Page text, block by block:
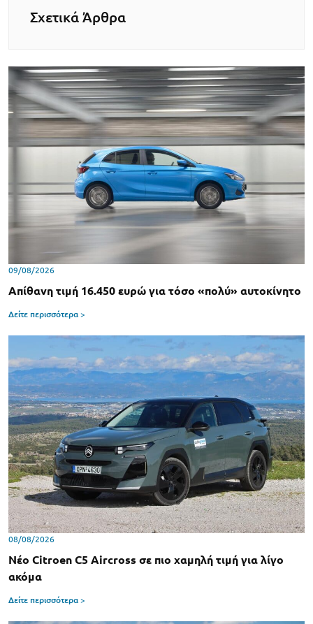
Σχετικά Άρθρα
09/08/2026
Απίθανη τιμή 16.450 ευρώ για τόσο «πολύ» αυτοκίνητο
Δείτε περισσότερα >
08/08/2026
Νέο Citroen C5 Aircross σε πιο χαμηλή τιμή για λίγο
ακόμα
Δείτε περισσότερα >